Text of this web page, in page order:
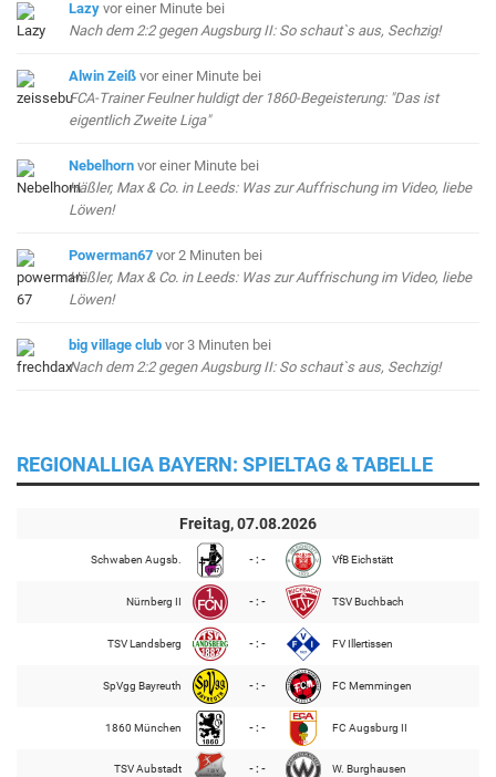
Lazy vor einer Minute bei
Nach dem 2:2 gegen Augsburg II: So schaut`s aus, Sechzig!
Alwin Zeiß vor einer Minute bei
FCA-Trainer Feulner huldigt der 1860-Begeisterung: "Das ist
eigentlich Zweite Liga"
Nebelhorn vor einer Minute bei
Häßler, Max & Co. in Leeds: Was zur Auffrischung im Video, liebe
Löwen!
Powerman67 vor 2 Minuten bei
Häßler, Max & Co. in Leeds: Was zur Auffrischung im Video, liebe
Löwen!
big village club vor 3 Minuten bei
Nach dem 2:2 gegen Augsburg II: So schaut`s aus, Sechzig!
REGIONALLIGA BAYERN: SPIELTAG & TABELLE
Freitag, 07.08.2026
Schwaben Augsb. - : - VfB Eichstätt
Nürnberg II - : - TSV Buchbach
TSV Landsberg - : - FV Illertissen
SpVgg Bayreuth - : - FC Memmingen
1860 München - : - FC Augsburg II
TSV Aubstadt - : - W. Burghausen